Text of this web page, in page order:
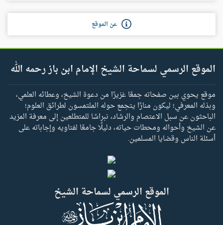
عن الموقع
الموقع الرسمي لسماحة الشيخ الإمام ابن باز رحمه الله
موقع يحوي بين صفحاته جمعًا غزيرًا من دعوة الشيخ، وعطائه العلمي،
وبذله المعرفي؛ ليكون منارًا يتجمع حوله الملتمسون لطرائق العلوم؛
الباحثون عن سبل الاعتصام والرشاد، نبراسًا للمتطلعين إلى معرفة المزيد
عن الشيخ وأحواله ومحطات حياته، دليلًا جامعًا لفتاويه وإجاباته على
أسئلة الناس وقضايا المسلمين.
الموقع الرسمي لسماحة الشيخ